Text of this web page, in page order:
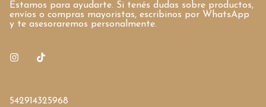
Estamos para ayudarte. Si tenés dudas sobre productos,
envíos o compras mayoristas, escribinos por WhatsApp
y te asesoraremos personalmente.
542914325968